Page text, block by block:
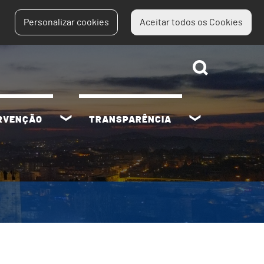
Personalizar cookies Aceitar todos os Cookies
TRANSPARÊNCIA